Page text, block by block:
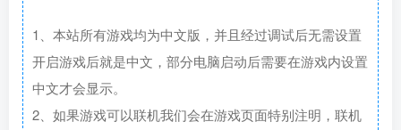
1、本站所有游戏均为中文版，并且经过调试后无需设置
开启游戏后就是中文，部分电脑启动后需要在游戏内设置
中文才会显示。
2、如果游戏可以联机我们会在游戏页面特别注明，联机